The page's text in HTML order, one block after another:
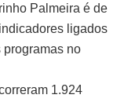
Palmeira é de
ligados
programas no
1.924